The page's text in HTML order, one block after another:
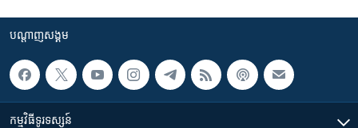
បណ្តាញ​សង្គម
កម្មវិធី​ទូរទស្សន៍